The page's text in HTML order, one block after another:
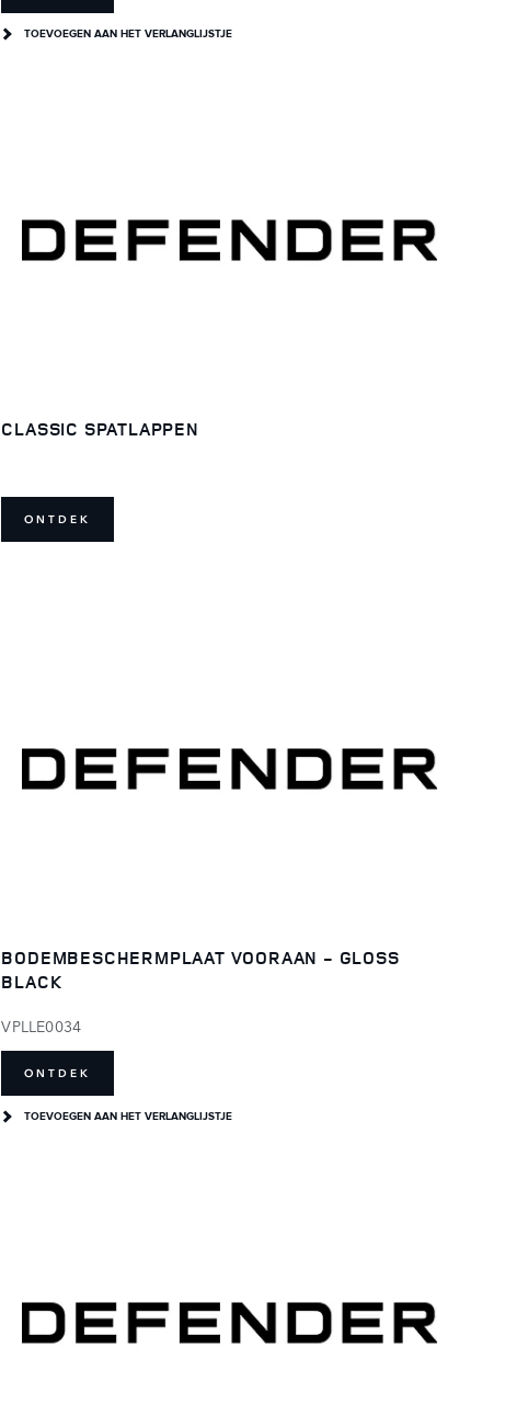
TOEVOEGEN AAN HET VERLANGLIJSTJE
CLASSIC SPATLAPPEN
ONTDEK
BODEMBESCHERMPLAAT VOORAAN - GLOSS
BLACK
VPLLE0034
ONTDEK
TOEVOEGEN AAN HET VERLANGLIJSTJE